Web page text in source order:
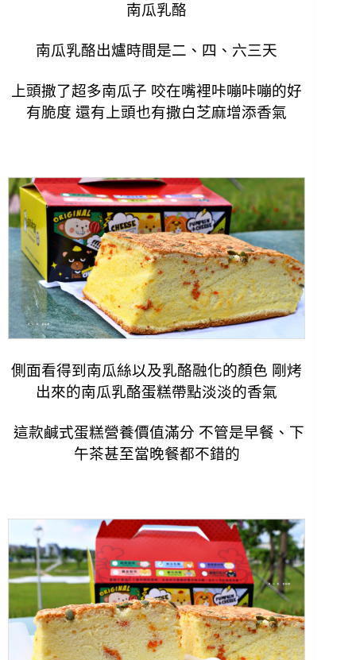
南瓜乳酪
南瓜乳酪出爐時間是二、四、六三天
上頭撒了超多南瓜子 咬在嘴裡咔嘣咔嘣的好
有脆度還有上頭也有撒白芝麻增添香氣
側面看得到南瓜絲以及乳酪融化的顏色 剛烤
出來的南瓜乳酪蛋糕帶點淡淡的香氣
這款鹹式蛋糕營養價值滿分 不管是早餐、下
午茶甚至當晚餐都不錯的